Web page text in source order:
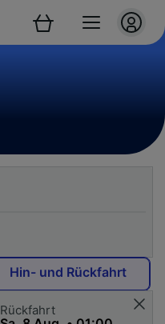
Hin- und Rückfahrt
Rückfahrt